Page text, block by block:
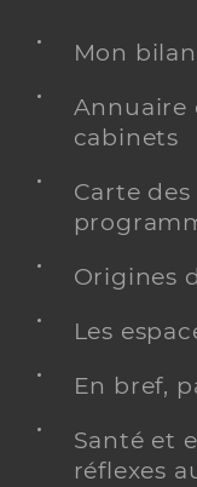
Mon
Annuaire
cabinets
Carte
Origines
Les
En bref,
Santé et
réflexes